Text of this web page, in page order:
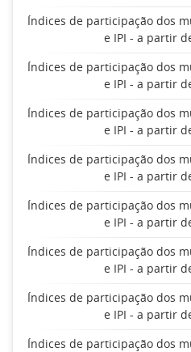
Índices de participação dos
e IPI - a partir
Índices de participação dos
e IPI - a partir
Índices de participação dos
e IPI - a partir
Índices de participação dos
e IPI - a partir
Índices de participação dos
e IPI - a partir
Índices de participação dos
e IPI - a partir
Índices de participação dos
e IPI - a partir
Índices de participação dos